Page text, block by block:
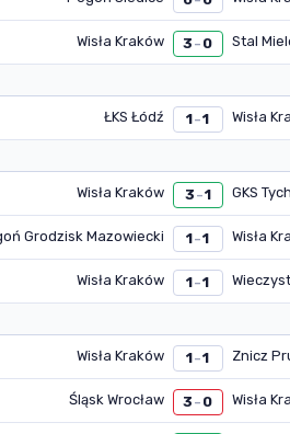
Wisła Kraków 3 – 0 Stal
ŁKS Łódź 1–1 Wisła
Wisła Kraków 3 –1 GKS
Grodzisk Mazowiecki 1–1 Wisła
Wisła Kraków 1–1
Wisła Kraków 1–1 Znicz
Śląsk Wrocław 3 – 0 Wisła